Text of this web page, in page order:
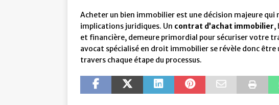
Acheter un bien immobilier est une décision majeure qui
implications juridiques. Un contrat d’achat immobilier,
et financière, demeure primordial pour sécuriser votre
avocat spécialisé en droit immobilier se révèle donc être
travers chaque étape du processus.